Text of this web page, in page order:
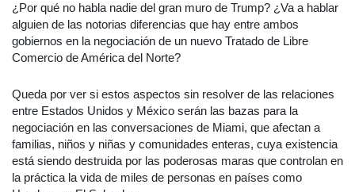
¿Por qué no habla nadie del gran muro de Trump? ¿Va a hablar
alguien de las notorias diferencias que hay entre ambos
gobiernos en la negociación de un nuevo Tratado de Libre
Comercio de América del Norte?
Queda por ver si estos aspectos sin resolver de las relaciones
entre Estados Unidos y México serán las bazas para la
negociación en las conversaciones de Miami, que afectan a
familias, niños y niñas y comunidades enteras, cuya existencia
está siendo destruida por las poderosas maras que controlan en
la práctica la vida de miles de personas en países como